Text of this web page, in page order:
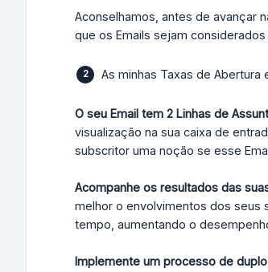
Aconselhamos, antes de avançar
que os Emails sejam considerados
As minhas Taxas de Abertura
O seu Email tem 2 Linhas de
visualização na sua caixa de
subscritor uma noção se esse
Acompanhe os resultados das
melhor o envolvimentos dos seus
tempo, aumentando o
Implemente um processo de